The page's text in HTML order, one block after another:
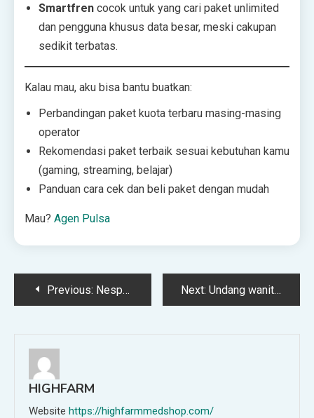
Smartfren cocok untuk yang cari paket unlimited
dan pengguna khusus data besar, meski cakupan
sedikit terbatas.
Kalau mau, aku bisa bantu buatkan:
Perbandingan paket kuota terbaru masing-masing
operator
Rekomendasi paket terbaik sesuai kebutuhan kamu
(gaming, streaming, belajar)
Panduan cara cek dan beli paket dengan mudah
Mau? Agen Pulsa
PostPrevious: Nespresso menghadirkan nostalgia Muslim panas tahun 90 -an melalui instalasi gerobak kopi! Next: Undang wanita jilbab yang lebih aktif, hijab kinerja ASICS RLIS dan pindahkan kampanye pikirannya!
HIGHFARM
Website https://highfarmmedshop.com/